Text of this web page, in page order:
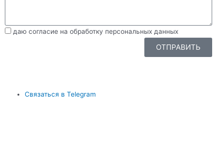
даю согласие на обработку персональных данных
ОТПРАВИТЬ
Связаться в Telegram